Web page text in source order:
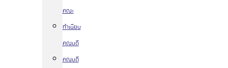
คณะ
ทำเนียบ
คณบดี
คณบดี